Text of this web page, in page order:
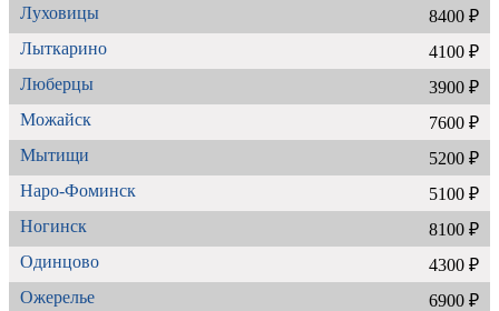
Луховицы
8400 ₽
Лыткарино
4100 ₽
Люберцы
3900 ₽
Можайск
7600 ₽
Мытищи
5200 ₽
Наро-Фоминск
5100 ₽
Ногинск
8100 ₽
Одинцово
4300 ₽
Ожерелье
6900 ₽